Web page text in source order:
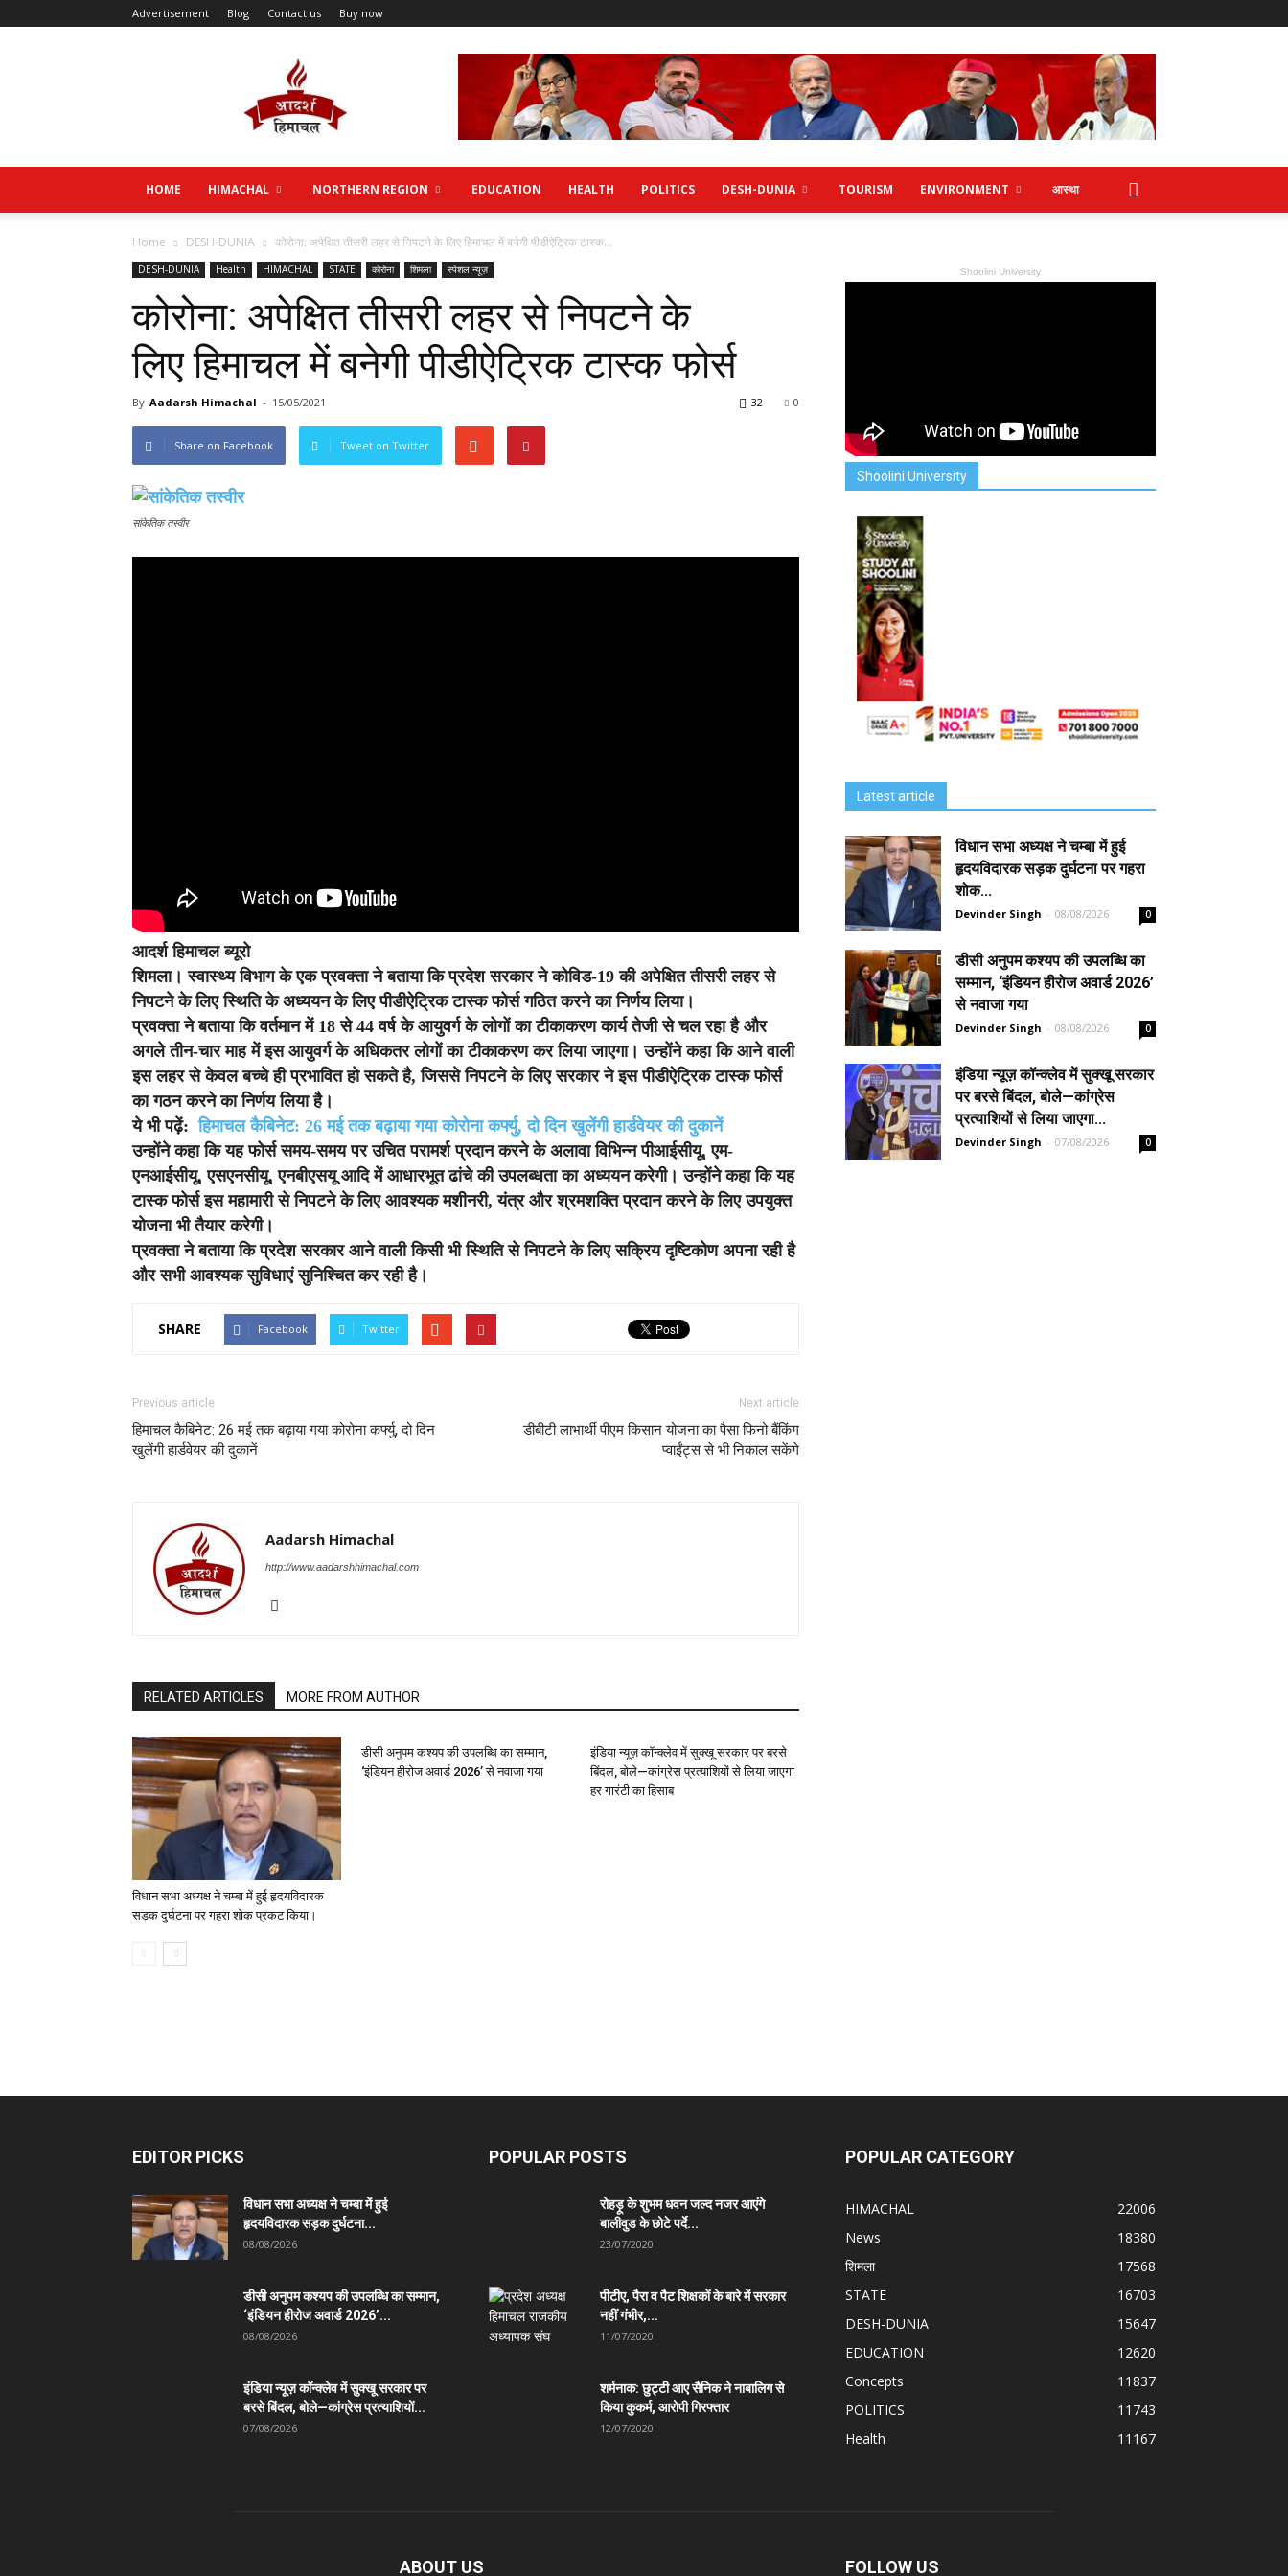
Advertisement Blog Contact us Buy now
HOME HIMACHAL NORTHERN REGION EDUCATION HEALTH POLITICS DESH-DUNIA TOURISM ENVIRONMENT आस्था
Home DESH-DUNIA कोरोना: अपेक्षित तीसरी लहर से निपटने के लिए हिमाचल में बनेगी पीडीऐट्रिक टास्क...
DESH-DUNIA Health HIMACHAL STATE कोरोना शिमला स्पेशल न्यूज़
कोरोना: अपेक्षित तीसरी लहर से निपटने के
लिए हिमाचल में बनेगी पीडीऐट्रिक टास्क फोर्स
By Aadarsh Himachal - 15/05/2021 0
32
Share on Facebook Tweet on Twitter
सांकेतिक तस्वीर
आदर्श हिमाचल ब्यूरो
शिमला। स्वास्थ्य विभाग के एक प्रवक्ता ने बताया कि प्रदेश सरकार ने कोविड-19 की अपेक्षित तीसरी लहर से
निपटने के लिए स्थिति के अध्ययन के लिए पीडीऐट्रिक टास्क फोर्स गठित करने का निर्णय लिया।
प्रवक्ता ने बताया कि वर्तमान में 18 से 44 वर्ष के आयुवर्ग के लोगों का टीकाकरण कार्य तेजी से चल रहा है और
अगले तीन-चार माह में इस आयुवर्ग के अधिकतर लोगों का टीकाकरण कर लिया जाएगा। उन्होंने कहा कि आने वाली
इस लहर से केवल बच्चे ही प्रभावित हो सकते है, जिससे निपटने के लिए सरकार ने इस पीडीऐट्रिक टास्क फोर्स
का गठन करने का निर्णय लिया है।
ये भी पढ़ें:हिमाचल कैबिनेट: 26 मई तक बढ़ाया गया कोरोना कर्फ्यु, दो दिन खुलेंगी हार्डवेयर की दुकानें
उन्होंने कहा कि यह फोर्स समय-समय पर उचित परामर्श प्रदान करने के अलावा विभिन्न पीआईसीयू, एम-
एनआईसीयू, एसएनसीयू, एनबीएसयू आदि में आधारभूत ढांचे की उपलब्धता का अध्ययन करेगी। उन्होंने कहा कि यह
टास्क फोर्स इस महामारी से निपटने के लिए आवश्यक मशीनरी, यंत्र और श्रमशक्ति प्रदान करने के लिए उपयुक्त
योजना भी तैयार करेगी।
प्रवक्ता ने बताया कि प्रदेश सरकार आने वाली किसी भी स्थिति से निपटने के लिए सक्रिय दृष्टिकोण अपना रही है
और सभी आवश्यक सुविधाएं सुनिश्चित कर रही है।
SHARE Facebook Twitter
Previous article
हिमाचल कैबिनेट: 26 मई तक बढ़ाया गया कोरोना कर्फ्यु, दो दिन
खुलेंगी हार्डवेयर की दुकानें
Next article
डीबीटी लाभार्थी पीएम किसान योजना का पैसा फिनो बैंकिंग
प्वाईंट्स से भी निकाल सकेंगे
Aadarsh Himachal
http://www.aadarshhimachal.com
RELATED ARTICLES MORE FROM AUTHOR
विधान सभा अध्यक्ष ने चम्बा में हुई हृदयविदारक
सड़क दुर्घटना पर गहरा शोक प्रकट किया।
डीसी अनुपम कश्यप की उपलब्धि का सम्मान,
‘इंडियन हीरोज अवार्ड 2026’ से नवाजा गया
इंडिया न्यूज़ कॉन्क्लेव में सुक्खू सरकार पर बरसे
बिंदल, बोले—कांग्रेस प्रत्याशियों से लिया जाएगा
हर गारंटी का हिसाब
Shoolini University
Shoolini University
Latest article
विधान सभा अध्यक्ष ने चम्बा में हुई
हृदयविदारक सड़क दुर्घटना पर गहरा
शोक...
Devinder Singh - 08/08/2026 0
डीसी अनुपम कश्यप की उपलब्धि का
सम्मान, ‘इंडियन हीरोज अवार्ड 2026’
से नवाजा गया
Devinder Singh - 08/08/2026 0
इंडिया न्यूज़ कॉन्क्लेव में सुक्खू सरकार
पर बरसे बिंदल, बोले—कांग्रेस
प्रत्याशियों से लिया जाएगा...
Devinder Singh - 07/08/2026 0
EDITOR PICKS
विधान सभा अध्यक्ष ने चम्बा में हुई
हृदयविदारक सड़क दुर्घटना...
08/08/2026
डीसी अनुपम कश्यप की उपलब्धि का सम्मान,
‘इंडियन हीरोज अवार्ड 2026’...
08/08/2026
इंडिया न्यूज़ कॉन्क्लेव में सुक्खू सरकार पर
बरसे बिंदल, बोले—कांग्रेस प्रत्याशियों...
07/08/2026
POPULAR POSTS
रोहड़ू के शुभम धवन जल्द नजर आएंगे
बालीवुड के छोटे पर्दे...
23/07/2020
पीटीए, पैरा व पैट शिक्षकों के बारे में सरकार
नहीं गंभीर,...
11/07/2020
शर्मनाक: छुट्टी आए सैनिक ने नाबालिग से
किया कुकर्म, आरोपी गिरफ्तार
12/07/2020
POPULAR CATEGORY
HIMACHAL
22006
News
18380
शिमला
17568
STATE
16703
DESH-DUNIA
15647
EDUCATION
12620
Concepts
11837
POLITICS
11743
Health
11167
ABOUT US FOLLOW US